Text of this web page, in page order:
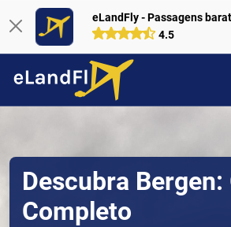
eLandFly - Passagens
4.5
Descubra Bergen:
Completo